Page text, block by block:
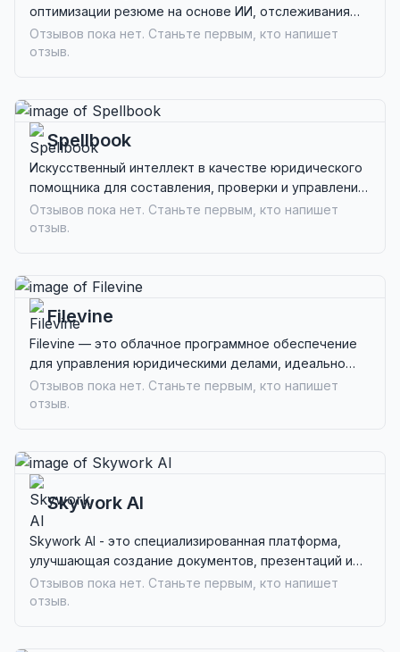
оптимизации резюме на основе ИИ, отслеживания
заявок и автоматизированных отправок, идеально
подходит для соискателей.
Отзывов пока нет. Станьте первым, кто напишет
отзыв.
Spellbook
Искусственный интеллект в качестве юридического
помощника для составления, проверки и управления
контрактами в Microsoft Word, идеально подходит
для юридических специалистов, стремящихся к
Отзывов пока нет. Станьте первым, кто напишет
отзыв.
Filevine
Filevine — это облачное программное обеспечение
для управления юридическими делами, идеально
подходящее для средних и крупных юридических
фирм, упрощающее рабочие процессы и улучшая
Отзывов пока нет. Станьте первым, кто напишет
отзыв.
Skywork AI
Skywork AI - это специализированная платформа,
улучшающая создание документов, презентаций и
мультимедиа для профессионалов, нуждающихся в
контенте, основанном на исследованиях.
Отзывов пока нет. Станьте первым, кто напишет
отзыв.